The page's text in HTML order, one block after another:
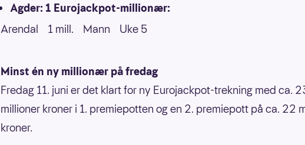
Agder: 1 Eurojackpot-millionær:
Arendal 1 mill. Mann Uke 5
Minst én ny millionær på fredag
Fredag 11. juni er det klart for ny Eurojackpot-trekning med ca.
millioner kroner i 1. premiepotten og en 2. premiepott på ca. 22
kroner.